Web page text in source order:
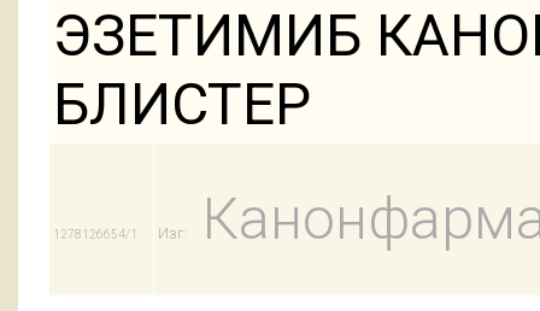
ЭЗЕТИМИБ
БЛИСТЕР
1278126654/1 Изг: